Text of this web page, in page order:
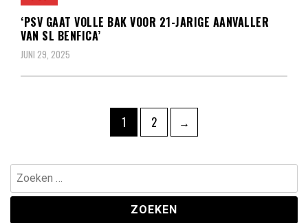
‘PSV GAAT VOLLE BAK VOOR 21-JARIGE AANVALLER
VAN SL BENFICA’
JUNI 29, 2025
Pagina
1 Pagina
2 →
Zoeken
naar: